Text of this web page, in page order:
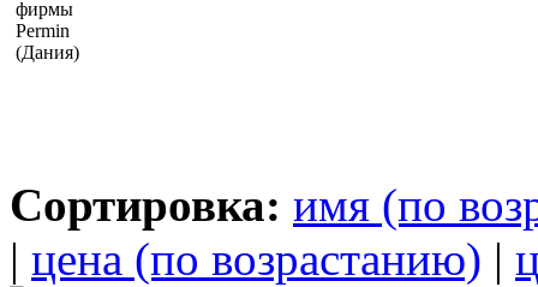
Сортировка: имя (по
| цена (по возрастанию) |